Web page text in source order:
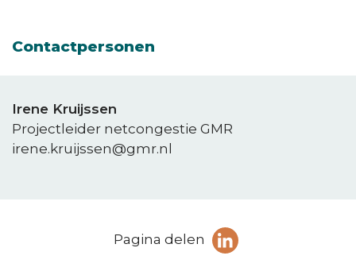
Contactpersonen
Irene Kruijssen
Projectleider netcongestie GMR
irene.kruijssen@gmr.nl
Pagina delen
pagina